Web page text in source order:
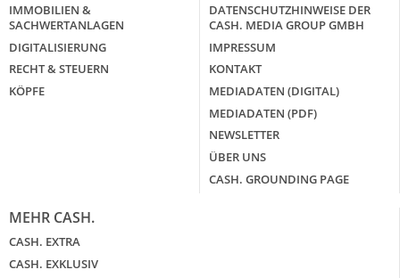
IMMOBILIEN &
SACHWERTANLAGEN
DIGITALISIERUNG
RECHT & STEUERN
KÖPFE
DATENSCHUTZHINWEISE DER
CASH. MEDIA GROUP GMBH
IMPRESSUM
KONTAKT
MEDIADATEN (DIGITAL)
MEDIADATEN (PDF)
NEWSLETTER
ÜBER UNS
CASH. GROUNDING PAGE
MEHR CASH.
CASH. EXTRA
CASH. EXKLUSIV